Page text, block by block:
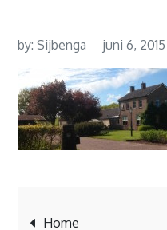
by:Sijbenga juni 6, 2015
Home